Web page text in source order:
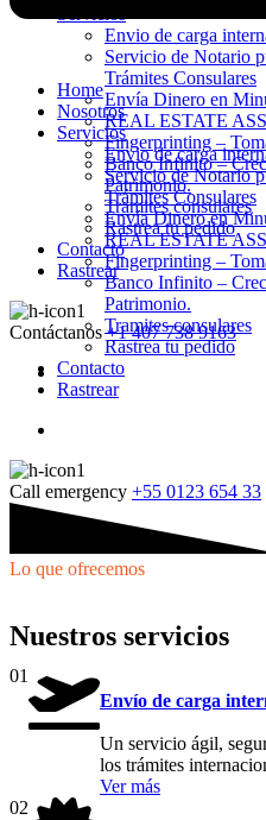
Envio de carga
Servicio de Notario
Trámites Consulares
Envía Dinero en
REAL ESTATE
Fingerprinting –
Banco Infinito –
Patrimonio.
Tramites consulares
Rastrea tu pedido
Contacto
Rastrear
Contáctanos +1 407 738 9163
Home
Nosotros
Servicios
Envio de carga
Servicio de Notario
Trámites Consulares
Envía Dinero en
REAL ESTATE
Fingerprinting –
Banco Infinito –
Patrimonio.
Tramites consulares
Rastrea tu pedido
Contacto
Rastrear
Call emergency +55 0123 654 33
Lo que ofrecemos
Nuestros servicios
01
Envío de carga
Un servicio ágil,
los trámites
Ver más
02